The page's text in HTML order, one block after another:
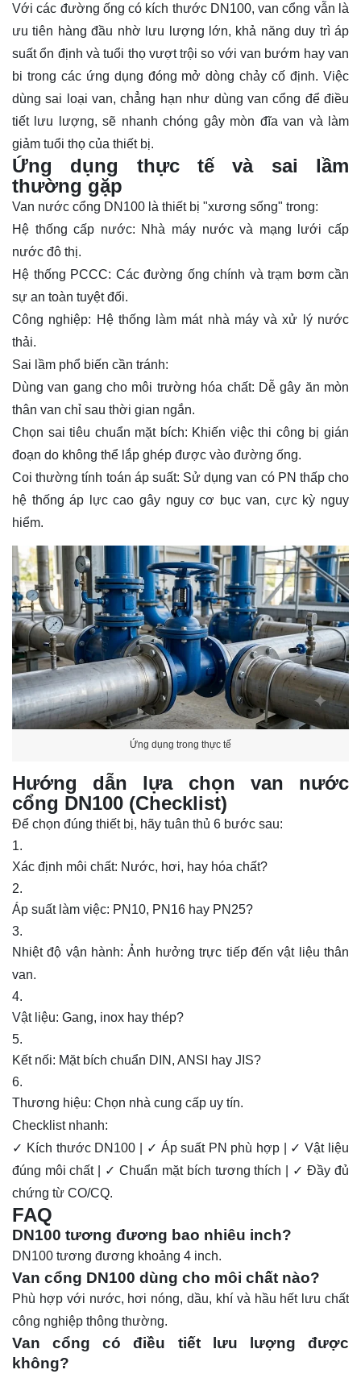
Với các đường ống có kích thước DN100, van cổng vẫn là
ưu tiên hàng đầu nhờ lưu lượng lớn, khả năng duy trì áp
suất ổn định và tuổi thọ vượt trội so với van bướm hay van
bi trong các ứng dụng đóng mở dòng chảy cố định. Việc
dùng sai loại van, chẳng hạn như dùng van cổng để điều
tiết lưu lượng, sẽ nhanh chóng gây mòn đĩa van và làm
giảm tuổi thọ của thiết bị.
Ứng dụng thực tế và sai lầm
thường gặp
Van nước cổng DN100 là thiết bị "xương sống" trong:
Hệ thống cấp nước: Nhà máy nước và mạng lưới cấp
nước đô thị.
Hệ thống PCCC: Các đường ống chính và trạm bơm cần
sự an toàn tuyệt đối.
Công nghiệp: Hệ thống làm mát nhà máy và xử lý nước
thải.
Sai lầm phổ biến cần tránh:
Dùng van gang cho môi trường hóa chất: Dễ gây ăn mòn
thân van chỉ sau thời gian ngắn.
Chọn sai tiêu chuẩn mặt bích: Khiến việc thi công bị gián
đoạn do không thể lắp ghép được vào đường ống.
Coi thường tính toán áp suất: Sử dụng van có PN thấp cho
hệ thống áp lực cao gây nguy cơ bục van, cực kỳ nguy
hiểm.
Ứng dụng trong thực tế
Hướng dẫn lựa chọn van nước
cổng DN100 (Checklist)
Để chọn đúng thiết bị, hãy tuân thủ 6 bước sau:
Xác định môi chất: Nước, hơi, hay hóa chất?
Áp suất làm việc: PN10, PN16 hay PN25?
Nhiệt độ vận hành: Ảnh hưởng trực tiếp đến vật liệu thân
van.
Vật liệu: Gang, inox hay thép?
Kết nối: Mặt bích chuẩn DIN , ANSI hay JIS?
Thương hiệu: Chọn nhà cung cấp uy tín.
Checklist nhanh:
✓ Kích thước DN100 | ✓ Áp suất PN phù hợp | ✓ Vật liệu
đúng môi chất | ✓ Chuẩn mặt bích tương thích | ✓ Đầy đủ
chứng từ CO/CQ.
FAQ
DN100 tương đương bao nhiêu inch?
DN100 tương đương khoảng 4 inch.
Van cổng DN100 dùng cho môi chất nào?
Phù hợp với nước, hơi nóng, dầu, khí và hầu hết lưu chất
công nghiệp thông thường.
Van cổng có điều tiết lưu lượng được
không?